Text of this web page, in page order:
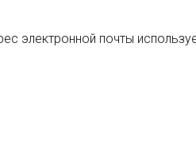
электронной почты